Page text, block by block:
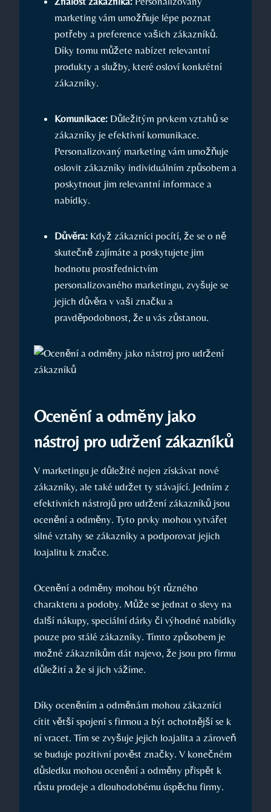
marketing vám umožňuje lépe poznat
potřeby a preference vašich zákazníků.
Díky tomu můžete nabízet relevantní
produkty a služby, které osloví konkrétní
zákazníky.
Komunikace: Důležitým prvkem vztahů se
zákazníky je efektivní komunikace.
Personalizovaný marketing vám umožňuje
oslovit zákazníky individuálním způsobem a
poskytnout jim relevantní informace a
nabídky.
Důvěra: Když zákazníci pocítí, že se o ně
skutečně zajímáte a poskytujete jim
hodnotu prostřednictvím
personalizovaného marketingu, zvyšuje se
jejich důvěra v vaši značku a
pravděpodobnost, že u vás zůstanou.
Ocenění a odměny jako
nástroj pro udržení zákazníků
V marketingu je důležité nejen získávat nové
zákazníky, ale také udržet ty stávající. Jedním z
efektivních nástrojů pro udržení zákazníků jsou
ocenění a odměny. Tyto prvky mohou vytvářet
silné vztahy se zákazníky a podporovat jejich
loajalitu k značce.
Ocenění a odměny mohou být různého
charakteru a podoby. Může se jednat o slevy na
další nákupy, speciální dárky či výhodné nabídky
pouze pro stálé zákazníky. Tímto způsobem je
možné zákazníkům dát najevo, že jsou pro firmu
důležití a že si jich vážíme.
Díky oceněním a odměnám mohou zákazníci
cítit větší spojení s firmou a být ochotnější se k
ní vracet. Tím se zvyšuje jejich loajalita a zároveň
se buduje pozitivní pověst značky. V konečném
důsledku mohou ocenění a odměny přispět k
růstu prodeje a dlouhodobému úspěchu firmy.